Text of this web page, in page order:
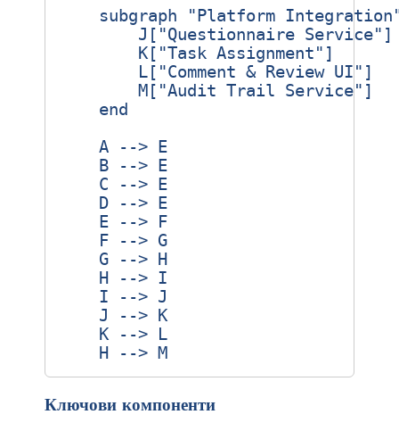
subgraph "Platform
        J["Questionnaire Service"]
        K["Task Assignment"]
        L["Comment & Review UI"]
        M["Audit Trail Service"]
    end
    A --> E
    B --> E
    C --> E
    D --> E
    E --> F
    F --> G
    G --> H
    H --> I
    I --> J
    J --> K
    K --> L
Ключови компоненти